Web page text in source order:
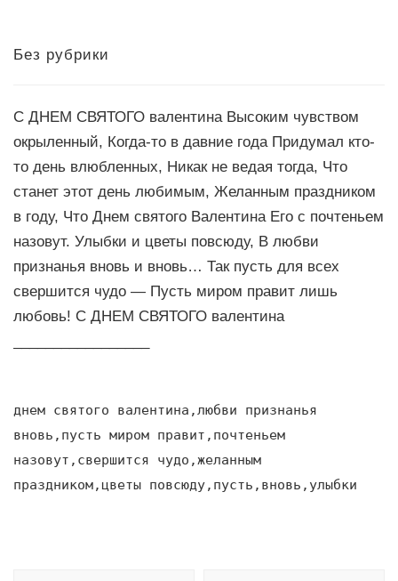
Без рубрики
С ДНЕМ СВЯТОГО валентина Высоким чувством
окрыленный, Когда-то в давние года Придумал кто-
то день влюбленных, Никак не ведая тогда, Что
станет этот день любимым, Желанным праздником
в году, Что Днем святого Валентина Его с почтеньем
назовут. Улыбки и цветы повсюду, В любви
признанья вновь и вновь… Так пусть для всех
свершится чудо — Пусть миром правит лишь
любовь! С ДНЕМ СВЯТОГО валентина
днем святого валентина,любви признанья
вновь,пусть миром правит,почтеньем
назовут,свершится чудо,желанным
праздником,цветы повсюду,пусть,вновь,улыбки